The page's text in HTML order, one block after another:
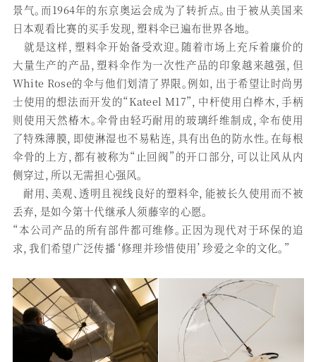
景气。而1964年的东京奥运会成为了转折点。由于被从美国来
日本观看比赛的买手发现，塑料伞已遍布世界各地。
就是这样，塑料伞开始备受欢迎。随着市场上充斥着廉价的
大量生产的产品，塑料伞作为一次性产品的印象越来越强，但
White Rose的伞与他们划清了界限。例如，出于希望让时尚男
士使用的想法而开发的“Kateel M17”，中杆使用白桦木，手柄
则使用天然椿木。伞骨由轻巧耐用的玻璃纤维制成，伞布使用
了特殊薄膜，即使淋湿也不易粘连，具有出色的防水性。在每根
伞骨的上方，都有被称为“止回阀”的开口部分，可以让风从内
侧穿过，所以无需担心强风。
耐用、美观、透明且视线良好的塑料伞，能被长久使用而不被
丢弃，是如今第十代继承人须藤宰的心愿。
“本公司产品的所有部件都可维修。正因为现代对于环保的追
求，我们希望广泛传播‘修理并珍惜使用’珍爱之伞的文化。”